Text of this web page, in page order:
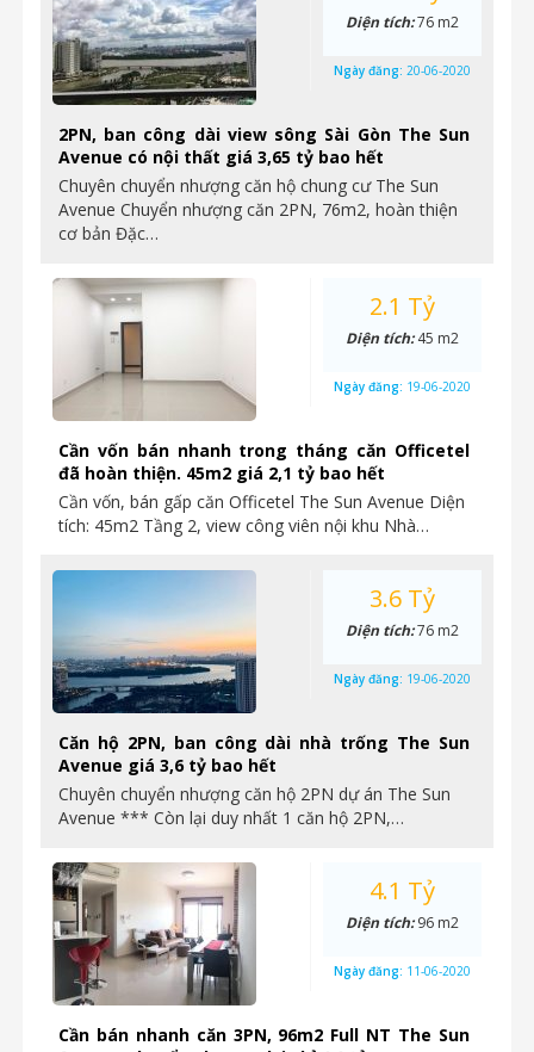
2PN, ban công dài view sông Sài Gòn The Sun
Avenue có nội thất giá 3,65 tỷ bao hết
Chuyên chuyển nhượng căn hộ chung cư The Sun
Avenue Chuyển nhượng căn 2PN, 76m2, hoàn thiện
cơ bản Đặc…
Diện tích:76 m2
Ngày đăng: 20-06-2020
Cần vốn bán nhanh trong tháng căn Officetel
đã hoàn thiện. 45m2 giá 2,1 tỷ bao hết
Cần vốn, bán gấp căn Officetel The Sun Avenue Diện
tích: 45m2 Tầng 2, view công viên nội khu Nhà…
2.1 Tỷ
Diện tích:45 m2
Ngày đăng: 19-06-2020
Căn hộ 2PN, ban công dài nhà trống The Sun
Avenue giá 3,6 tỷ bao hết
Chuyên chuyển nhượng căn hộ 2PN dự án The Sun
Avenue *** Còn lại duy nhất 1 căn hộ 2PN,…
3.6 Tỷ
Diện tích:76 m2
Ngày đăng: 19-06-2020
Cần bán nhanh căn 3PN, 96m2 Full NT The Sun
4.1 Tỷ
Diện tích:96 m2
Ngày đăng: 11-06-2020